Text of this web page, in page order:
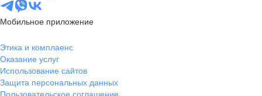
Мобильное приложение
Этика и комплаенс
Оказание услуг
Использование сайтов
Защита персональных данных